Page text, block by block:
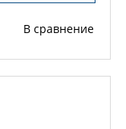
В сравнение